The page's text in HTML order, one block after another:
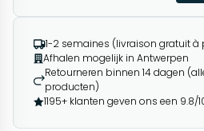
1-2 semaines (livraison gratuit à
Afhalen mogelijk in Antwerpen
Retourneren binnen 14 dagen
producten)
1195+ klanten geven ons een 9.8/